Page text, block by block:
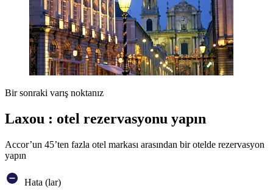
Bir sonraki varış noktanız
Laxou : otel rezervasyonu yapın
Accor’un 45’ten fazla otel markası arasından bir otelde rezervasyon
yapın
Hata (lar)